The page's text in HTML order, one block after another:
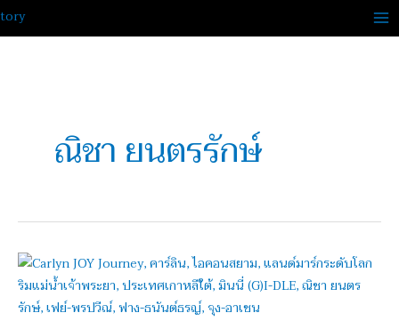
Skip
to
ณิชา ยนตรรักษ์
มา
แล้ว!
คาร์